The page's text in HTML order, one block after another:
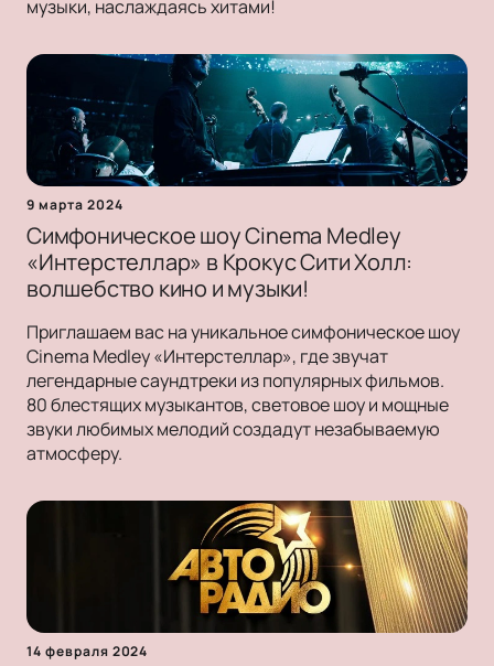
музыки, наслаждаясь хитами!
9 марта 2024
Симфоническое шоу Cinema Medley
«Интерстеллар» в Крокус Сити Холл:
волшебство кино и музыки!
Приглашаем вас на уникальное симфоническое шоу
Cinema Medley «Интерстеллар», где звучат
легендарные саундтреки из популярных фильмов.
80 блестящих музыкантов, световое шоу и мощные
звуки любимых мелодий создадут незабываемую
атмосферу.
14 февраля 2024